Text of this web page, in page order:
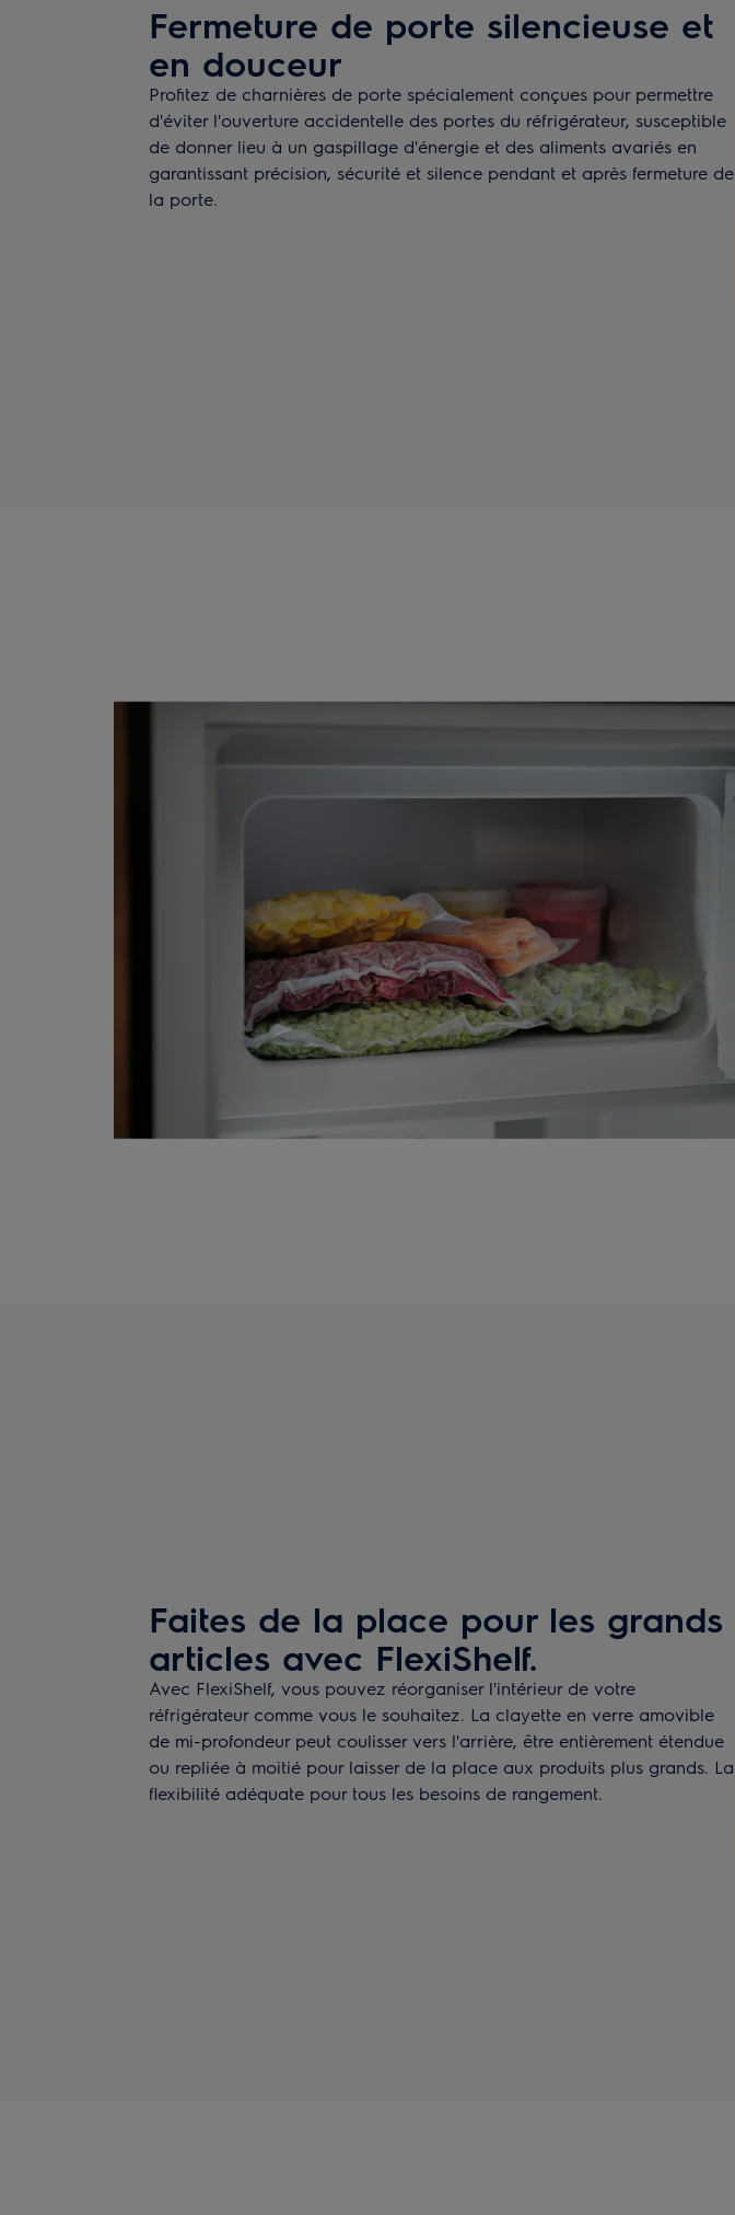
Fermeture de porte silencieuse et
en douceur
Profitez de charnières de porte spécialement conçues pour permettre
d'éviter l'ouverture accidentelle des portes du réfrigérateur, susceptible
de donner lieu à un gaspillage d'énergie et des aliments avariés en
garantissant précision, sécurité et silence pendant et après fermeture de
la porte.
Faites de la place pour les grands
articles avec FlexiShelf.
Avec FlexiShelf, vous pouvez réorganiser l'intérieur de votre
réfrigérateur comme vous le souhaitez. La clayette en verre amovible
de mi-profondeur peut coulisser vers l'arrière, être entièrement étendue
ou repliée à moitié pour laisser de la place aux produits plus grands. La
flexibilité adéquate pour tous les besoins de rangement.